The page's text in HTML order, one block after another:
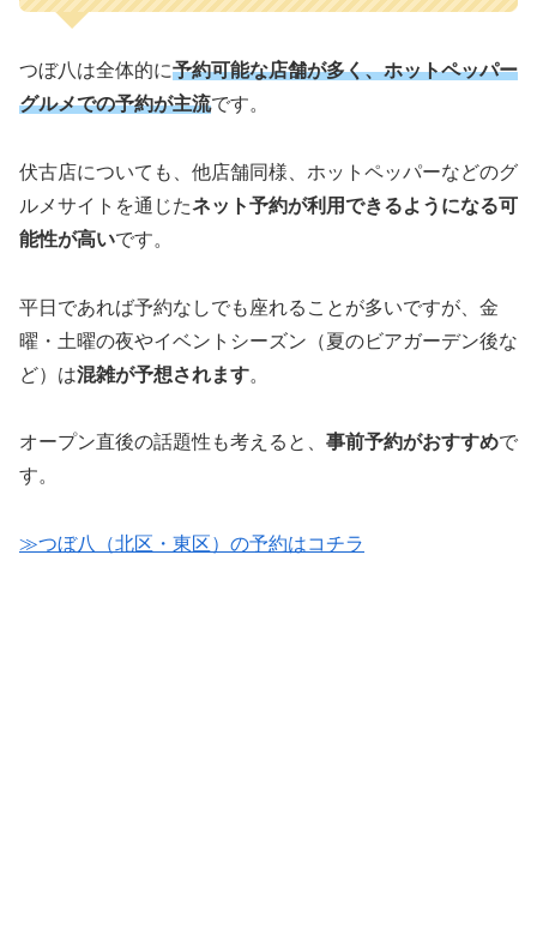
つぼ八は全体的に予約可能な店舗が多く、ホットペッパー
グルメでの予約が主流です。
伏古店についても、他店舗同様、ホットペッパーなどのグ
ルメサイトを通じたネット予約が利用できるようになる可
能性が高いです。
平日であれば予約なしでも座れることが多いですが、金
曜・土曜の夜やイベントシーズン（夏のビアガーデン後な
ど）は混雑が予想されます。
オープン直後の話題性も考えると、 事前予約がおすすめで
す。
≫つぼ八（北区・東区）の予約はコチラ